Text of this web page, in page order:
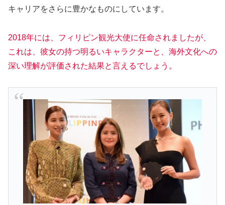
キャリアをさらに豊かなものにしています。
2018年には、フィリピン観光大使に任命されましたが、
これは、彼女の持つ明るいキャラクターと、海外文化への
深い理解が評価された結果と言えるでしょう。